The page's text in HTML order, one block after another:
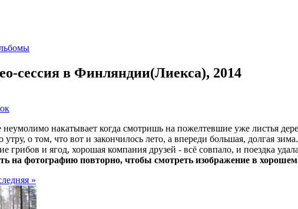
сессия в Финляндии(Лиекса), 2014
накатывает когда смотришь на пожелтевшие уже листья
утру, о том, что вот и закончилось лето, а впереди большая, долгая
грибов и ягод, хорошая компания друзей - всё совпало, и поездка
на фотографию повторно, чтобы смотреть изображение в
»